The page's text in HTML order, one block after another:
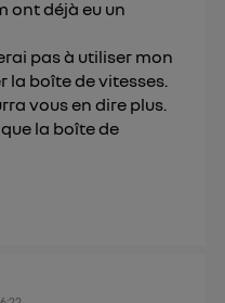
ont déjà eu un
pas à utiliser mon
la boîte de vitesses.
vous en dire plus.
la boîte de
d'Utiq.